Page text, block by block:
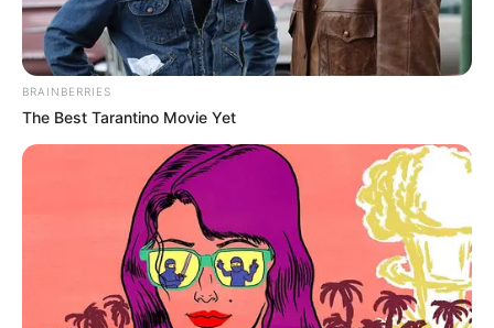
BRAINBERRIES
The Best Tarantino Movie Yet